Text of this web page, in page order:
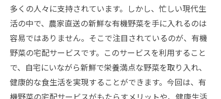
多くの人々に支持されています。しかし、忙しい現代生
活の中で、農家直送の新鮮な有機野菜を手に入れるのは
容易ではありません。そこで注目されているのが、有機
野菜の宅配サービスです。このサービスを利用すること
で、自宅にいながら新鮮で栄養満点な野菜を取り入れ、
健康的な食生活を実現することができます。今回は、有
機野菜の宅配サービスがもたらすメリットや、健康生活